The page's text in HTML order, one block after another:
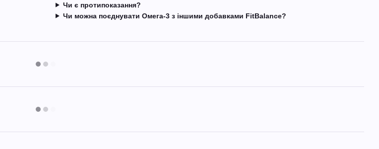
Чи є протипоказання?
Чи можна поєднувати Омега-3 з іншими добавками FitBalance?